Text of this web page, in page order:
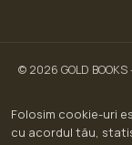
© 2026 GOLD BOOKS
© 2026 GoldBooks · un
Folosim cookie-uri
cu acordul tău,